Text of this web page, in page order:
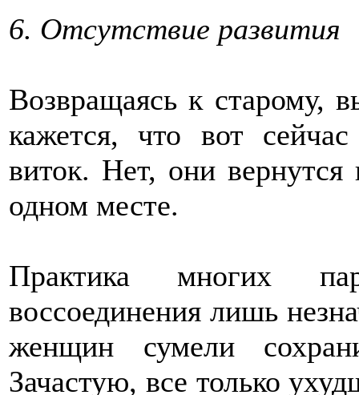
6. Отсутствие развития
Возвращаясь к старому,
кажется, что вот
виток. Нет, они
одном месте.
Практика многих
воссоединения лишь
женщин сумели
Зачастую, все только